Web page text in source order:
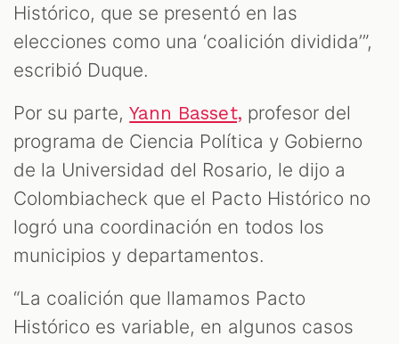
Histórico, que se presentó en las
elecciones como una ‘coalición dividida’”,
escribió Duque.
Por su parte,Yann Basset, profesor del
programa de Ciencia Política y Gobierno
de la Universidad del Rosario, le dijo a
Colombiacheck que el Pacto Histórico no
logró una coordinación en todos los
municipios y departamentos.
“La coalición que llamamos Pacto
Histórico es variable, en algunos casos